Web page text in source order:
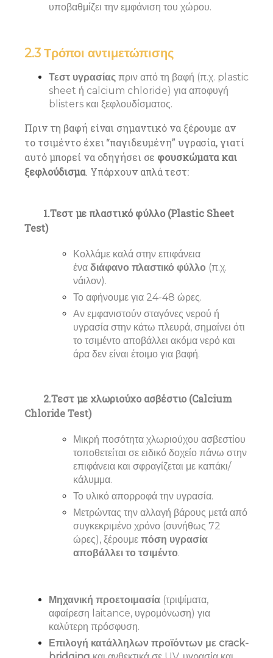
υποβαθμίζει την εμφάνιση του χώρου.
2.3 Τρόποι αντιμετώπισης
Τεστ υγρασίας πριν από τη βαφή (π.χ. plastic
sheet ή calcium chloride) για αποφυγή
blisters και ξεφλουδίσματος.
Πριν τη βαφή είναι σημαντικό να ξέρουμε αν
το τσιμέντο έχει “παγιδευμένη” υγρασία, γιατί
αυτό μπορεί να οδηγήσει σε φουσκώματα και
ξεφλούδισμα. Υπάρχουν απλά τεστ:
1.Τεστ με πλαστικό φύλλο (Plastic Sheet
Test)
Κολλάμε καλά στην επιφάνεια
ένα διάφανο πλαστικό φύλλο (π.χ.
νάιλον).
Το αφήνουμε για 24-48 ώρες.
Αν εμφανιστούν σταγόνες νερού ή
υγρασία στην κάτω πλευρά, σημαίνει ότι
το τσιμέντο αποβάλλει ακόμα νερό και
άρα δεν είναι έτοιμο για βαφή.
2.Τεστ με χλωριούχο ασβέστιο (Calcium
Chloride Test)
Μικρή ποσότητα χλωριούχου ασβεστίου
τοποθετείται σε ειδικό δοχείο πάνω στην
επιφάνεια και σφραγίζεται με καπάκι/
κάλυμμα.
Το υλικό απορροφά την υγρασία.
Μετρώντας την αλλαγή βάρους μετά από
συγκεκριμένο χρόνο (συνήθως 72
ώρες), ξέρουμε πόση υγρασία
αποβάλλει το τσιμέντο.
Μηχανική προετοιμασία (τριψίματα,
αφαίρεση laitance, υγρομόνωση) για
καλύτερη πρόσφυση.
Επιλογή κατάλληλων προϊόντων με crack-